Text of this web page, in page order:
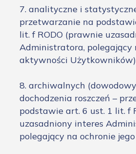
7. analityczne i
przetwarzanie na
lit. f RODO (prawnie
Administratora, polegający
aktywności
8. archiwalnych
dochodzenia roszczeń –
podstawie art. 6 ust. 1 lit. f
uzasadniony interes
polegający na ochronie